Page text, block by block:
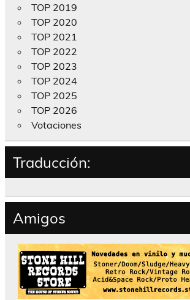
TOP 2019
TOP 2020
TOP 2021
TOP 2022
TOP 2023
TOP 2024
TOP 2025
TOP 2026
Votaciones
Traducción:
Amigos